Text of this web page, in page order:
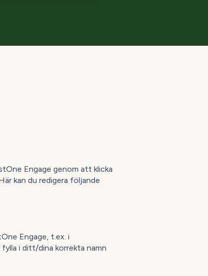
Engage genom att klicka
kan du redigera följande
Engage, t.ex. i
i ditt/dina korrekta namn